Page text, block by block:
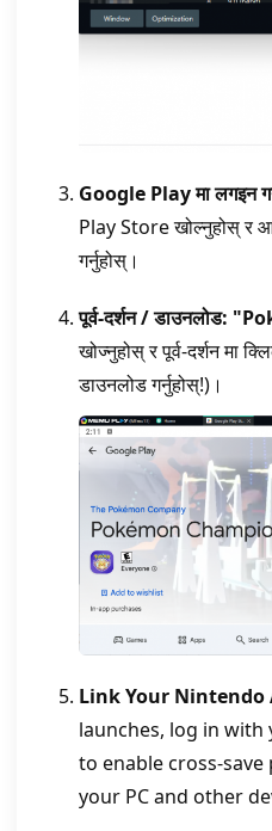
Google Play मा लगइन
Play Store खोल्नुहोस् र
गर्नुहोस्।
पूर्व-दर्शन / डाउनलोड:
खोज्नुहोस् र पूर्व-दर्शन मा
डाउनलोड गर्नुहोस्!)।
Link Your Nintendo
launches, log in
to enable cross-
your PC and other